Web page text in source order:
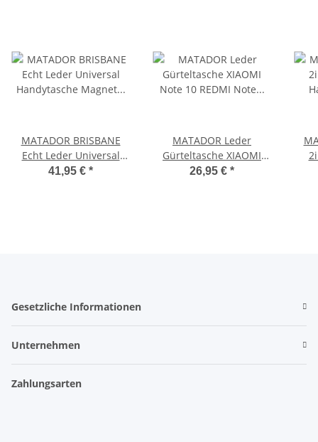
MATADOR BRISBANE
Echt Leder Universal
Handytasche Magnet 6.9
41,95 € *
MATADOR Leder
Gürteltasche XIAOMI
Note 10 REDMI Note 8
26,95 € *
Gesetzliche Informationen
Unternehmen
Zahlungsarten